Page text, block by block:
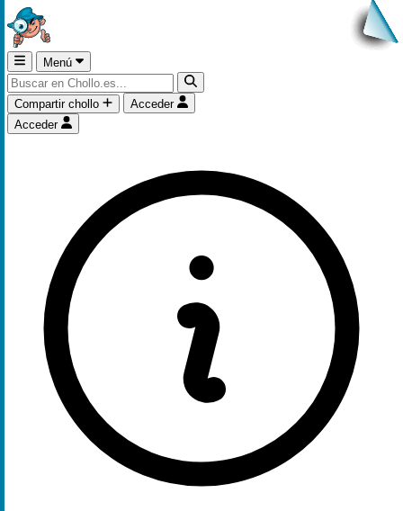
Menú
Compartir chollo
Acceder
Acceder